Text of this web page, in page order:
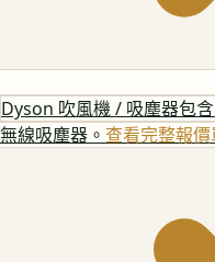
Dyson 吹風機 / 吸塵器包
無線吸塵器。 查看完整報價